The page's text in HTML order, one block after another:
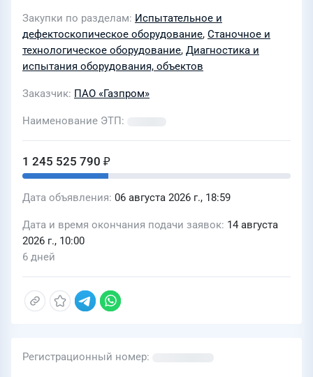
объектов дочерних эксплуатирующих
обществ ПАО «Газпром» в 2027-2029
годах для нужд АО «Газпром
диагностика» \84580\
Закупки по разделам Испытательное и
дефектоскопическое оборудование, Станочное и
технологическое оборудование, Диагностика и
испытания оборудования, объектов
Заказчик ПАО «Газпром»
Наименование ЭТП
1 245 525 790 ₽
Дата объявления 06 августа 2026 г., 18:59
Дата и время окончания подачи заявок 14 августа
2026 г., 10:00
6 дней
Регистрационный номер